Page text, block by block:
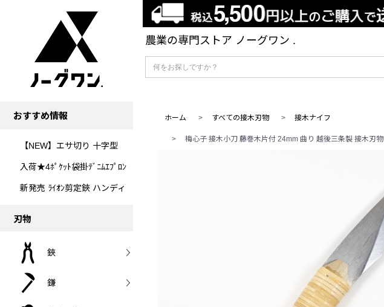
農業の専門ストア ノーグワン .
おすすめ情報
【NEW】エサ切り 十字型
入荷★4ﾎﾟｹｯﾄ袋掛ﾃﾞﾆﾑｴﾌﾟﾛﾝ
新発売 ﾗｲｵﾝ剪定鋏 ハンディ
刃物
鋏
鎌
ホーム > すべての接木刃物 > 接木ナイフ
> 梅心子 接木小刀 藤巻木片付 24mm 曲り 越後三条製 接木刃物